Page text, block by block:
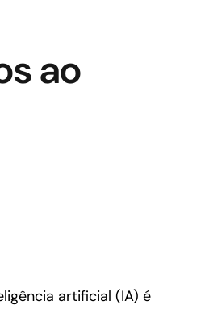
ao
artificial (IA) é